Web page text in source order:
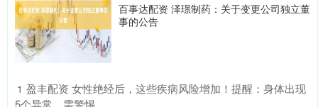
百事达配资 泽璟制药：关于变更公司独立董
事的公告
1 ​盈丰配资 女性绝经后，这些疾病风险增加！提醒：身体出现
5个异常，需警惕